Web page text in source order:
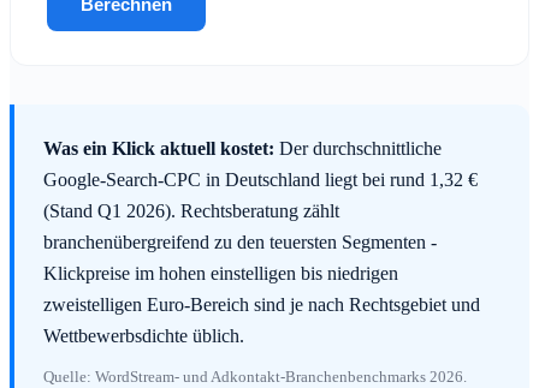
Berechnen
Was ein Klick aktuell kostet: Der durchschnittliche
Google-Search-CPC in Deutschland liegt bei rund 1,32 €
(Stand Q1 2026). Rechtsberatung zählt
branchenübergreifend zu den teuersten Segmenten -
Klickpreise im hohen einstelligen bis niedrigen
zweistelligen Euro-Bereich sind je nach Rechtsgebiet und
Wettbewerbsdichte üblich.
Quelle: WordStream- und Adkontakt-Branchenbenchmarks 2026.